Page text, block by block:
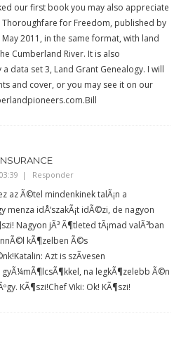
our first book you may also appreciate
for Freedom, published by
2011, in the same format, with land
Cumberland River. It is also
data set 3, Land Grant Genealogy. I will
and cover, or you may see it on our
Responder
az Ã©tel mindenkinek talÃ¡n a
menza idÅ‘szakÃ¡t idÃ©zi, de nagyon
Nagyon jÃ³ Ã¶tleted tÃ¡mad valÃ³ban
kÃ¶zelben Ã©s
Azt is szÃ­vesen
gyÃ¼mÃ¶lcsÃ¶kkel, na legkÃ¶zelebb Ã©n
KÃ¶szi!Chef Viki: Ok! KÃ¶szi!